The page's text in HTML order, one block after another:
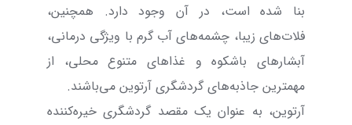
بنا شده است، در آن وجود دارد. همچنین،
فلات‌های زیبا، چشمه‌های آب گرم با ویژگی درمانی،
آبشارهای باشکوه و غذاهای متنوع محلی، از
مهمترین جاذبه‌های گردشگری آرتوین می‌باشند.
آرتوین، به عنوان یک مقصد گردشگری خیره‌کننده